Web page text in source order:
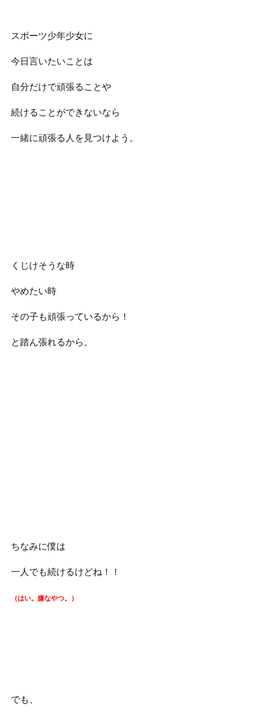
スポーツ少年少女に
今日言いたいことは
自分だけで頑張ることや
続けることができないなら
一緒に頑張る人を見つけよう。
くじけそうな時
やめたい時
その子も頑張っているから！
と踏ん張れるから。
ちなみに僕は
一人でも続けるけどね！！
（はい。嫌なやつ。）
でも、